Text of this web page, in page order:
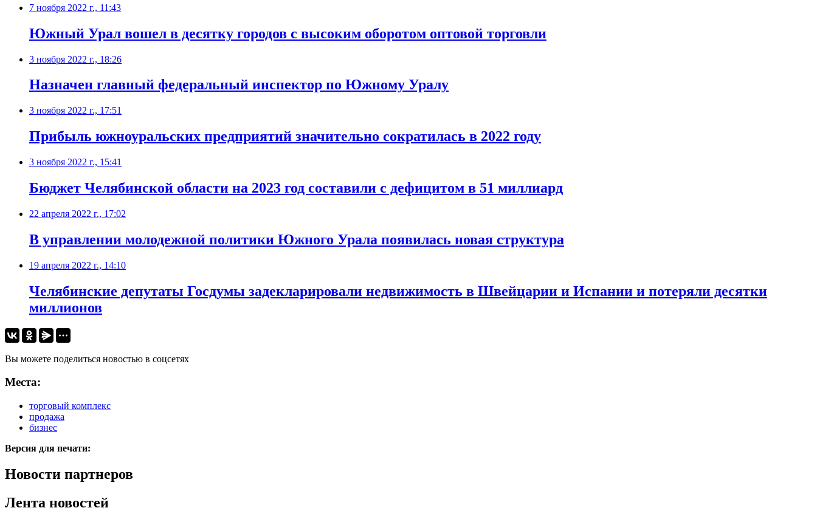
7 ноября 2022 г., 11:43
​Южный Урал вошел в десятку городов с высоким оборотом оптовой торговли
3 ноября 2022 г., 18:26
​Назначен главный федеральный инспектор по Южному Уралу
3 ноября 2022 г., 17:51
Прибыль южноуральских предприятий значительно сократилась в 2022 году
3 ноября 2022 г., 15:41
Бюджет Челябинской области на 2023 год составили с дефицитом в 51 миллиард
22 апреля 2022 г., 17:02
В управлении молодежной политики Южного Урала появилась новая структура
19 апреля 2022 г., 14:10
Челябинские депутаты Госдумы задекларировали недвижимость в Швейцарии и Испании и потеряли десятки
миллионов
Вы можете поделиться новостью в соцсетях
Места:
торговый комплекс
продажа
бизнес
Версия для печати:
Новости партнеров
Лента новостей